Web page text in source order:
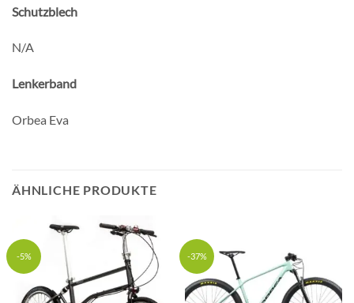
Schutzblech
N/A
Lenkerband
Orbea Eva
ÄHNLICHE PRODUKTE
-5% -37%